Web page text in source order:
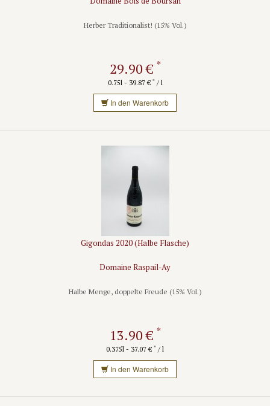
Herber Traditionalist! (15% Vol.)
29.90 € *
0.75l - 39.87 € */ l
In den Warenkorb
Gigondas 2020 (Halbe Flasche)
Domaine Raspail-Ay
Halbe Menge, doppelte Freude (15% Vol.)
13.90 € *
0.375l - 37.07 € * / l
In den Warenkorb